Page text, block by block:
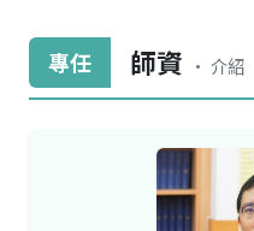
專任 師資 • 介紹